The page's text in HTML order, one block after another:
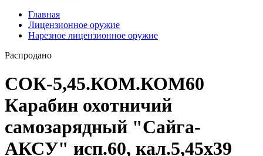
Главная
Лицензионное оружие
Нарезное лицензионное оружие
Распродано
СОК-5,45.КОМ.КОМ60
Карабин охотничий
самозарядный "Сайга-
АКСУ" исп.60, кал.5,45x39